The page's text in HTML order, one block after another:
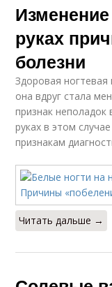
Изменение
руках
болезни
Здоровая ногтевая
она вдруг стала
признак неполадок
руках в этом
признакам
Читать дальше →